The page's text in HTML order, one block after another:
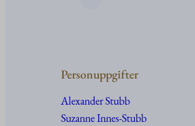
Personuppgifter
Alexander Stubb
Suzanne Innes-Stubb